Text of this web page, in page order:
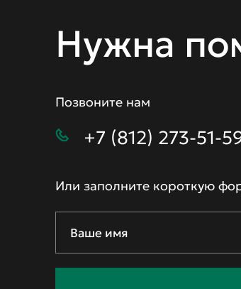
Нужна
Позвоните нам
+7 (812) 273-51-
Или заполните короткую